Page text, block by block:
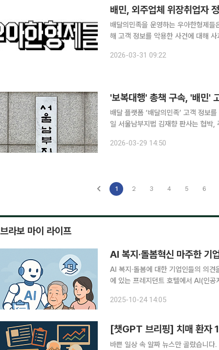
배민, 외주업체 위장취업자
배달의민족을 운영하는 우아한형제
해 고객 정보를 악용한 사건에 대해 사과했다. 우아한형제들은 이날 입장문을 통
다. 우아한형제들은 "경찰 수사에
2026-03-31 09:22
'보복대행' 총책 구속, '배민'
배달 플랫폼 ‘배달의민족’ 고객 정보
일 서울남부지법 김재향 판사는 협박
당은 텔레그램을 통해 보복 테러를 해
2026-03-29 14:50
1 2 3 4 5 6
브라보 마이 라이프
AI 복지·돌봄혁신 마주한 기
AI 복지·돌봄에 대한 기업인들의 의견을 공유하는 자
에 있는 프레지던트 호텔에서 AI(인
·로아이젠·롯데 이노베이트·스마트프
2025-10-24 14:05
[챗GPT 브리핑] 치매 환자
바쁜 일상 속 알짜 뉴스만 골랐습니다